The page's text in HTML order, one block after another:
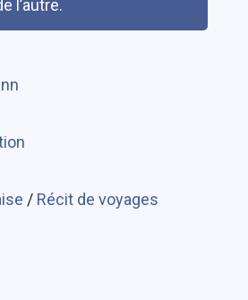
l’autre.
/ Récit de voyages